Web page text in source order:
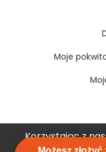
Korzystając z
moje